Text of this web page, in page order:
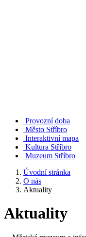
Provozní doba
Město Stříbro
Interaktivní mapa
Kultura Stříbro
Muzeum Stříbro
Úvodní stránka
O nás
Aktuality
Aktuality